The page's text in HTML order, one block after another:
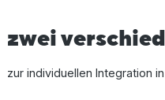
zwei
zur individuellen Integration